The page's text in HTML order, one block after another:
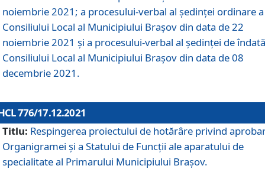
noiembrie 2021; a procesului-verbal al şedinţei ordinare a
Consiliului Local al Municipiului Braşov din data de 22
noiembrie 2021 și a procesului-verbal al şedinţei de
Consiliului Local al Municipiului Braşov din data de 08
decembrie 2021.
776/17.12.2021
Titlu: Respingerea proiectului de hotărâre privind
Organigramei şi a Statului de Funcţii ale aparatului de
specialitate al Primarului Municipiului Braşov.